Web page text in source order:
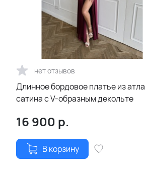
нет отзывов
Длинное бордовое платье из
сатина с V-образным декольте
16 900 р.
В корзину